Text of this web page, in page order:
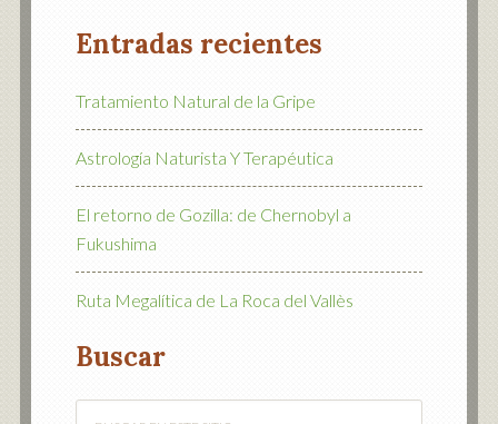
Entradas recientes
Tratamiento Natural de la Gripe
Astrología Naturista Y Terapéutica
El retorno de Gozilla: de Chernobyl a
Fukushima
Ruta Megalítica de La Roca del Vallès
Buscar